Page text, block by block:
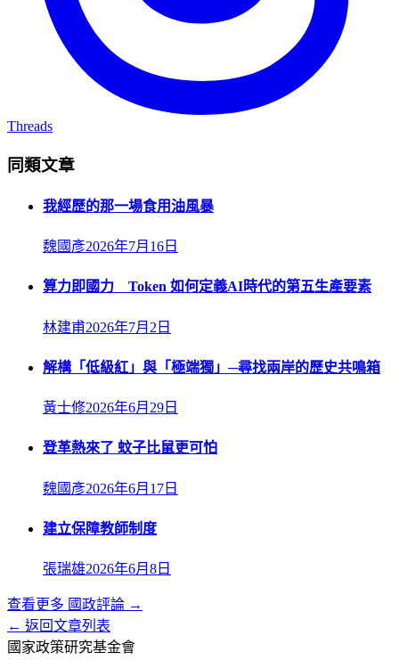
Threads
同類文章
我經歷的那一場食用油風暴
魏國彥2026年7月16日
算力即國力 Token 如何定義AI時代的第五生產要素
林建甫2026年7月2日
解構「低級紅」與「極端獨」─尋找兩岸的歷史共鳴箱
黃士修2026年6月29日
登革熱來了 蚊子比鼠更可怕
魏國彥2026年6月17日
建立保障教師制度
張瑞雄2026年6月8日
查看更多 國政評論 →
← 返回文章列表
國家政策研究基金會